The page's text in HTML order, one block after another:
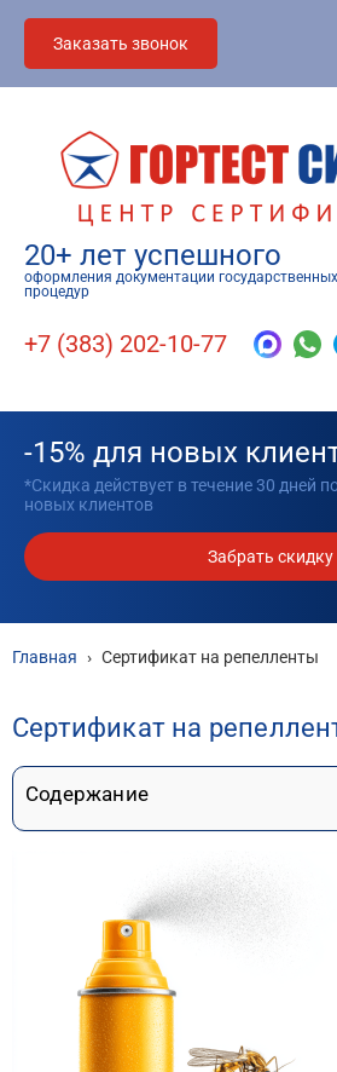
Заказать звонок
20+ лет успешного
оформления документации
процедур
+7 (383) 202-10-77
-15% для новых
*Скидка действует в течение 30 дней
новых клиентов
Забрать скидку
Главная › Сертификат на репелленты
Сертификат на
Содержание